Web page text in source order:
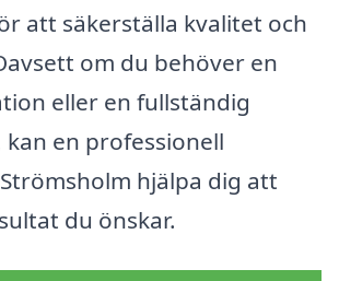
att säkerställa kvalitet och
om du behöver en
eller en fullständig
en professionell
hjälpa dig att
du önskar.